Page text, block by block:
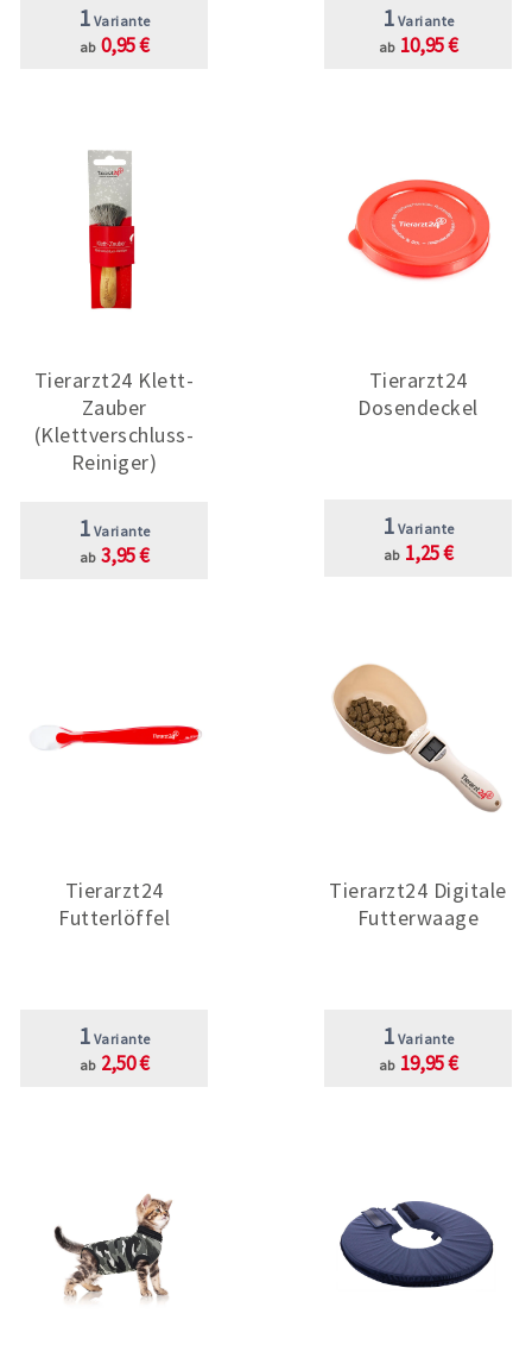
1 Variante
ab 0,95 €
1 Variante
ab 10,95 €
Tierarzt24 Klett-
Zauber
(Klettverschluss-
Reiniger)
1 Variante
ab 3,95 €
Tierarzt24
Dosendeckel
1 Variante
ab 1,25 €
Tierarzt24
Futterlöffel
1 Variante
ab 2,50 €
Tierarzt24 Digitale
Futterwaage
1 Variante
ab 19,95 €